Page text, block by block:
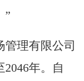
”
理有限公司
年。自